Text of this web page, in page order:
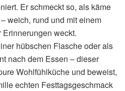
Er schmeckt so, als käme
weich, rund und mit einem
weckt.
hübschen Flasche oder als
nach dem Essen – dieser
Wohlfühlküche und beweist,
echten Festtagsgeschmack